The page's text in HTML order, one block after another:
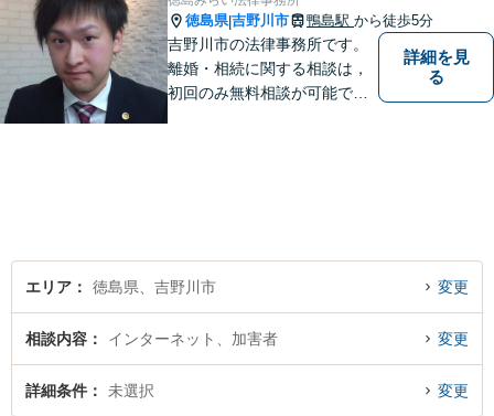
徳島県|吉野川市 鴨島駅 から徒歩5分
吉野川市の法律事務所です。
離婚・相続に関する相談は，
初回のみ無料相談が可能です
詳細を見
る
エリア 徳島県、吉野川市 変更
相談内容 インターネット、加害者 変更
詳細条件 未選択 変更